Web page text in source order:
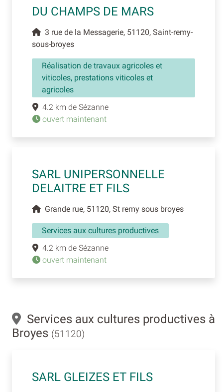
DU CHAMPS DE MARS
3 rue de la Messagerie, 51120, Saint-remy-
sous-broyes
Réalisation de travaux agricoles et
viticoles, prestations viticoles et
agricoles
4.2 km de Sézanne
ouvert maintenant
SARL UNIPERSONNELLE
DELAITRE ET FILS
Grande rue, 51120, St remy sous broyes
Services aux cultures productives
4.2 km de Sézanne
ouvert maintenant
Services aux cultures productives à
Broyes (51120)
SARL GLEIZES ET FILS